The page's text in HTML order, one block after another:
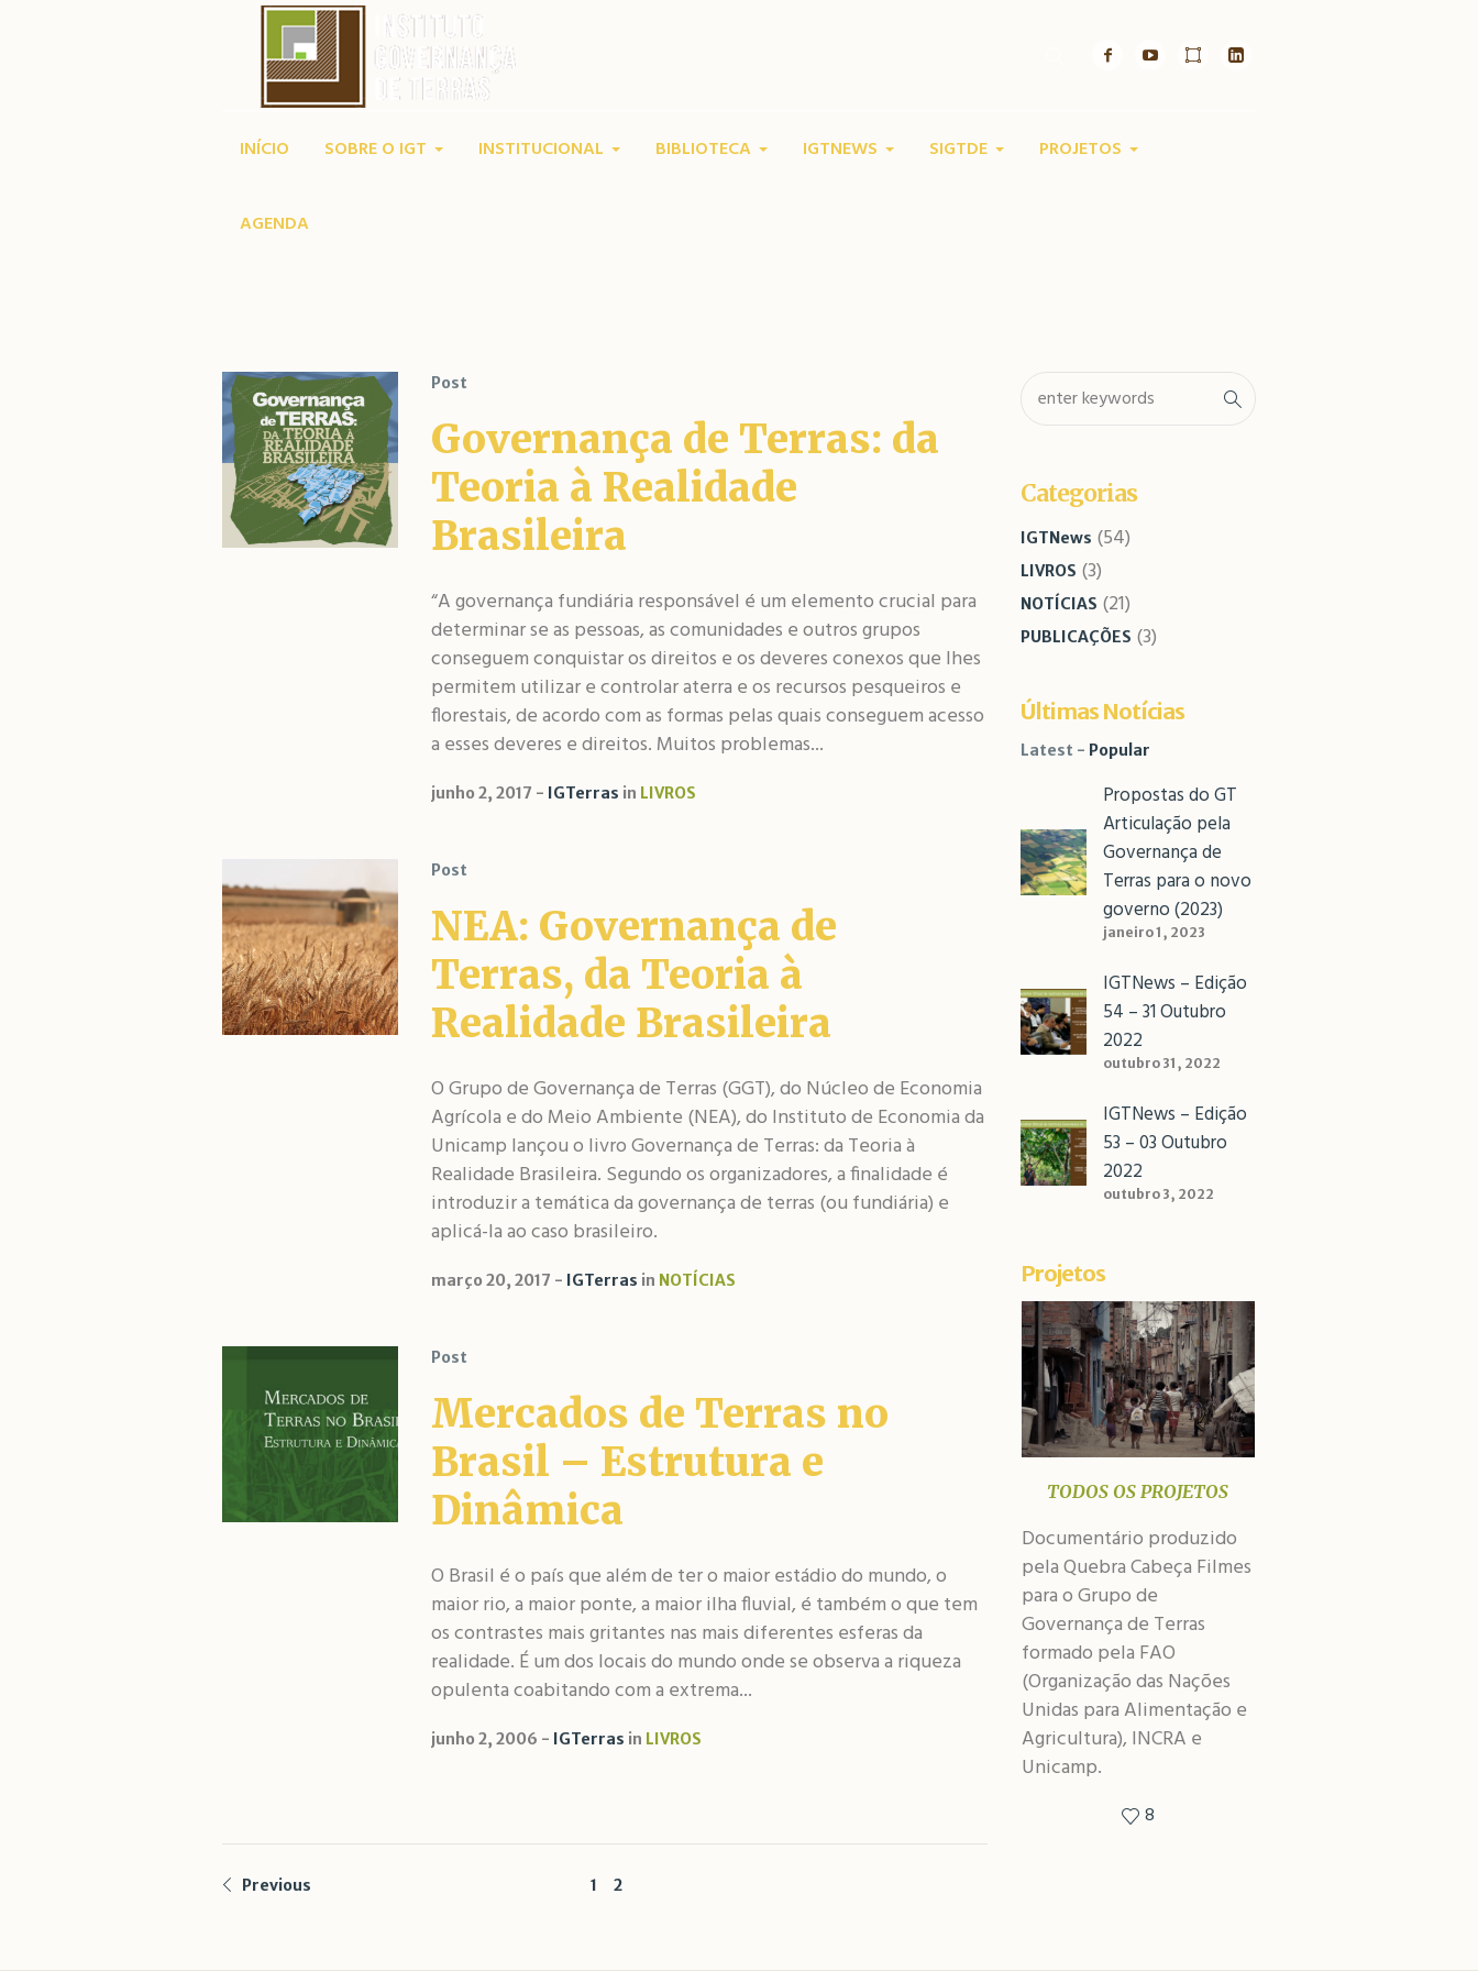
INÍCIO SOBRE O IGT INSTITUCIONAL BIBLIOTECA IGTNEWS SIGTDE PROJETOS
AGENDA
Post
Governança de Terras: da
Teoria à Realidade
Brasileira
“A governança fundiária responsável é um elemento crucial para
determinar se as pessoas, as comunidades e outros grupos
conseguem conquistar os direitos e os deveres conexos que lhes
permitem utilizar e controlar aterra e os recursos pesqueiros e
florestais, de acordo com as formas pelas quais conseguem acesso
a esses deveres e direitos. Muitos problemas...
junho 2, 2017 IGTerras in LIVROS
Post
NEA: Governança de
Terras, da Teoria à
Realidade Brasileira
O Grupo de Governança de Terras (GGT), do Núcleo de Economia
Agrícola e do Meio Ambiente (NEA), do Instituto de Economia da
Unicamp lançou o livro Governança de Terras: da Teoria à
Realidade Brasileira. Segundo os organizadores, a finalidade é
introduzir a temática da governança de terras (ou fundiária) e
aplicá-la ao caso brasileiro.
março 20, 2017 IGTerras in NOTÍCIAS
Post
Mercados de Terras no
Brasil – Estrutura e
Dinâmica
O Brasil é o país que além de ter o maior estádio do mundo, o
maior rio, a maior ponte, a maior ilha fluvial, é também o que tem
os contrastes mais gritantes nas mais diferentes esferas da
realidade. É um dos locais do mundo onde se observa a riqueza
opulenta coabitando com a extrema...
junho 2, 2006 IGTerras in LIVROS
Previous 1 2
Categorias
IGTNews (54)
LIVROS (3)
NOTÍCIAS (21)
PUBLICAÇÕES (3)
Últimas Notícias
Latest Popular
Propostas do GT
Articulação pela
Governança de
Terras para o novo
governo (2023)
janeiro 1, 2023
IGTNews – Edição
54 – 31 Outubro
2022
outubro 31, 2022
IGTNews – Edição
53 – 03 Outubro
2022
outubro 3, 2022
Projetos
TODOS OS PROJETOS
Documentário produzido
pela Quebra Cabeça Filmes
para o Grupo de
Governança de Terras
formado pela FAO
(Organização das Nações
Unidas para Alimentação e
Agricultura), INCRA e
Unicamp.
8